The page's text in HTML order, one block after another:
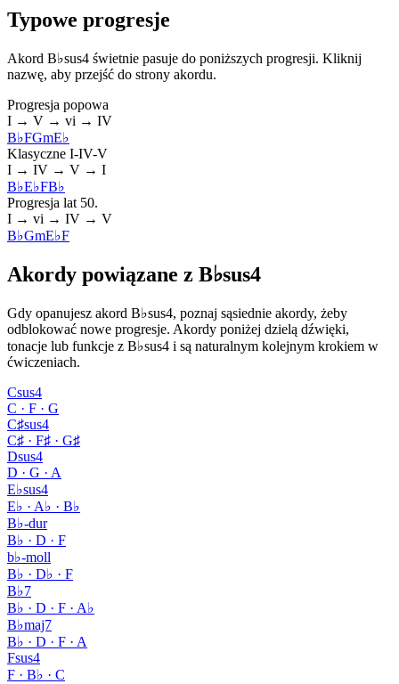
Typowe progresje
Akord B♭sus4 świetnie pasuje do poniższych progresji. Kliknij
nazwę, aby przejść do strony akordu.
Progresja popowa
I → V → vi → IV
B♭FGmE♭
Klasyczne I-IV-V
I → IV → V → I
B♭E♭FB♭
Progresja lat 50.
I → vi → IV → V
B♭GmE♭F
Akordy powiązane z B♭sus4
Gdy opanujesz akord B♭sus4, poznaj sąsiednie akordy, żeby
odblokować nowe progresje. Akordy poniżej dzielą dźwięki,
tonacje lub funkcje z B♭sus4 i są naturalnym kolejnym krokiem w
ćwiczeniach.
Csus4
C · F · G
C♯sus4
C♯ · F♯ · G♯
Dsus4
D · G · A
E♭sus4
E♭ · A♭ · B♭
B♭-dur
B♭ · D · F
b♭-moll
B♭ · D♭ · F
B♭7
B♭ · D · F · A♭
B♭maj7
B♭ · D · F · A
Fsus4
F · B♭ · C